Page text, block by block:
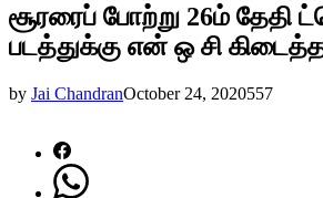
சூரரைப் போற்று 26ம் தேதி
படத்துக்கு என் ஒ சி
by Jai ChandranOctober 24, 2020557